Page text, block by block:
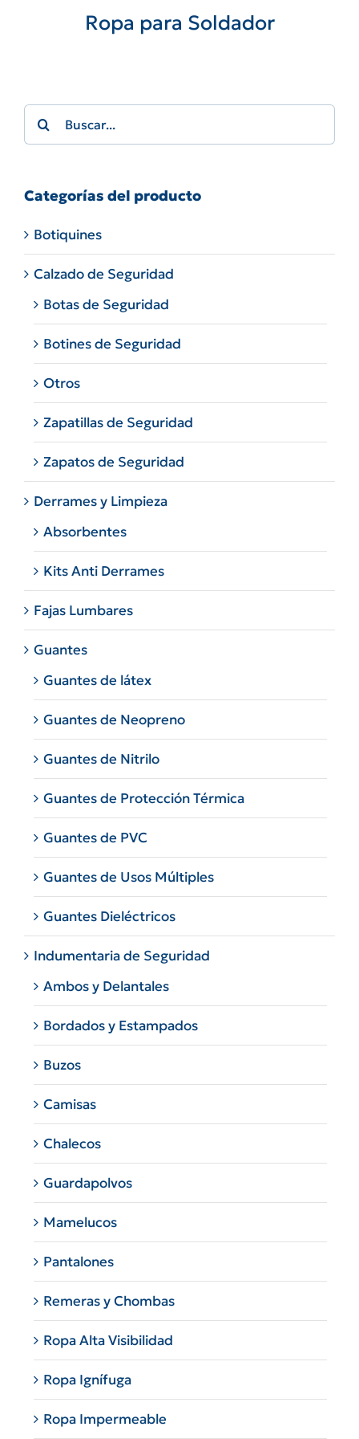
Ropa para Soldador
Search
for:
Categorías del producto
Botiquines
Calzado de Seguridad
Botas de Seguridad
Botines de Seguridad
Otros
Zapatillas de Seguridad
Zapatos de Seguridad
Derrames y Limpieza
Absorbentes
Kits Anti Derrames
Fajas Lumbares
Guantes
Guantes de látex
Guantes de Neopreno
Guantes de Nitrilo
Guantes de Protección Térmica
Guantes de PVC
Guantes de Usos Múltiples
Guantes Dieléctricos
Indumentaria de Seguridad
Ambos y Delantales
Bordados y Estampados
Buzos
Camisas
Chalecos
Guardapolvos
Mamelucos
Pantalones
Remeras y Chombas
Ropa Alta Visibilidad
Ropa Ignífuga
Ropa Impermeable